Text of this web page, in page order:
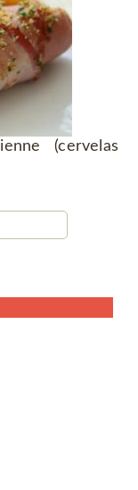
(cervelas